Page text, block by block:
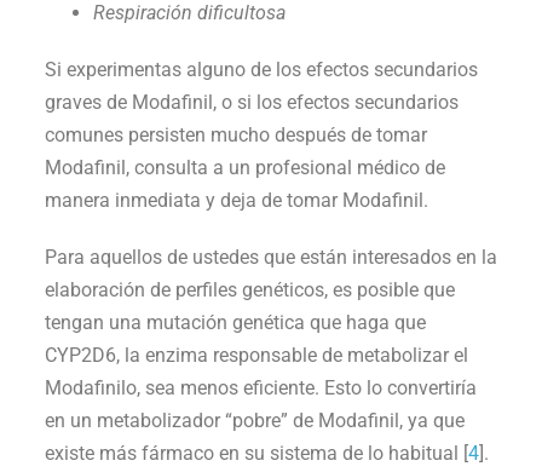
Respiración dificultosa
Si experimentas alguno de los efectos secundarios
graves de Modafinil, o si los efectos secundarios
comunes persisten mucho después de tomar
Modafinil, consulta a un profesional médico de
manera inmediata y deja de tomar Modafinil.
Para aquellos de ustedes que están interesados ​​en la
elaboración de perfiles genéticos, es posible que
tengan una mutación genética que haga que
CYP2D6, la enzima responsable de metabolizar el
Modafinilo, sea menos eficiente. Esto lo convertiría
en un metabolizador “pobre” de Modafinil, ya que
existe más fármaco en su sistema de lo habitual [4].